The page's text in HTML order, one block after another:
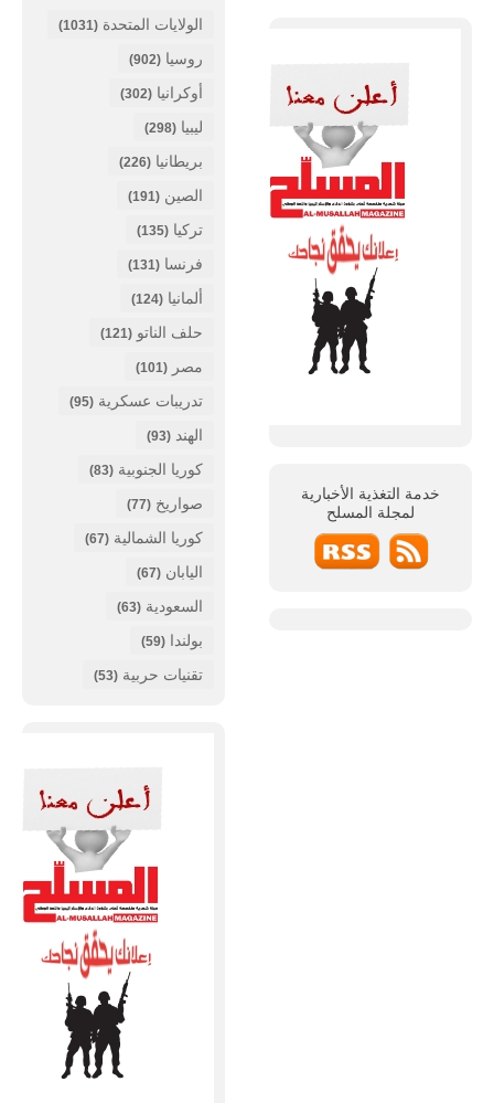
خدمة التغذية الأخبارية
لمجلة المسلح
الولايات المتحدة (1031)
روسيا (902)
أوكرانيا (302)
ليبيا (298)
بريطانيا (226)
الصين (191)
تركيا (135)
فرنسا (131)
ألمانيا (124)
حلف الناتو (121)
مصر (101)
تدريبات عسكرية (95)
الهند (93)
كوريا الجنوبية (83)
صواريخ (77)
كوريا الشمالية (67)
اليابان (67)
السعودية (63)
بولندا (59)
تقنيات حربية (53)